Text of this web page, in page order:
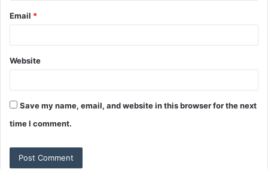
Email *
Website
Save my name, email, and website in this browser for the next
time I comment.